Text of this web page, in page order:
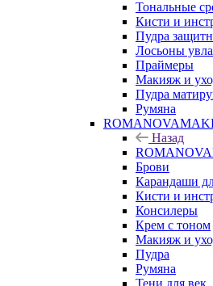
Тональные
Кисти и
Пудра
Лосьоны
Праймеры
Макияж и
Пудра
Румяна
Назад
Брови
Карандаши
Кисти и
Консилеры
Крем с тоном
Макияж и
Пудра
Румяна
Тени для век